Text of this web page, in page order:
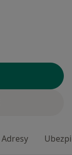
Adresy